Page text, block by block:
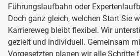
Führungslaufbahn oder
Doch ganz gleich, welchen Start Sie
Karriereweg bleibt flexibel. Wir
gezielt und individuell. Gemeinsam
Vorgesetzten planen wir alle Schritte